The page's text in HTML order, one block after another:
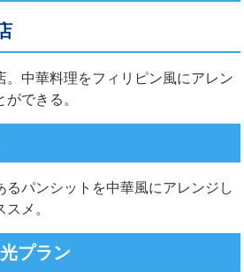
。中華料理をフィリピン風にアレン
できる。
るパンシットを中華風にアレンジし
メ。
プラン